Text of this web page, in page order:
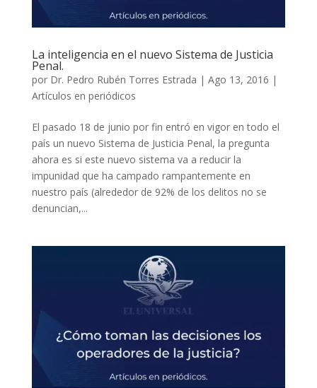
La inteligencia en el nuevo Sistema de Justicia
Penal.
por Dr. Pedro Rubén Torres Estrada | Ago 13, 2016 |
Artículos en periódicos
El pasado 18 de junio por fin entró en vigor en todo el
país un nuevo Sistema de Justicia Penal, la pregunta
ahora es si este nuevo sistema va a reducir la
impunidad que ha campado rampantemente en
nuestro país (alrededor de 92% de los delitos no se
denuncian,...